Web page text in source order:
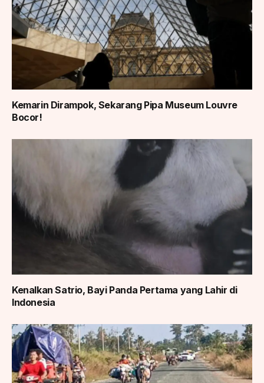
Kemarin Dirampok, Sekarang Pipa Museum Louvre
Bocor!
Kenalkan Satrio, Bayi Panda Pertama yang Lahir di
Indonesia